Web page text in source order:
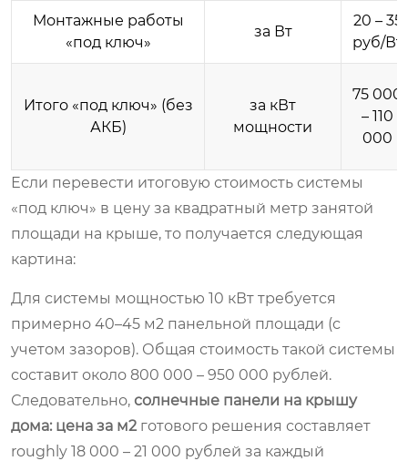
Монтажные работы
«под ключ»
за Вт
20 – 35
руб/Вт
Итого «под ключ» (без
АКБ)
за кВт
мощности
75 000
– 110
000
Если перевести итоговую стоимость системы
«под ключ» в цену за квадратный метр занятой
площади на крыше, то получается следующая
картина:
Для системы мощностью 10 кВт требуется
примерно 40–45 м2 панельной площади (с
учетом зазоров). Общая стоимость такой системы
составит около 800 000 – 950 000 рублей.
Следовательно, солнечные панели на крышу
дома: цена за м2 готового решения составляет
roughly 18 000 – 21 000 рублей за каждый